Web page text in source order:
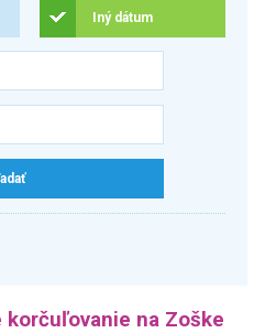
Iný dátum
korčuľovanie na Zoške